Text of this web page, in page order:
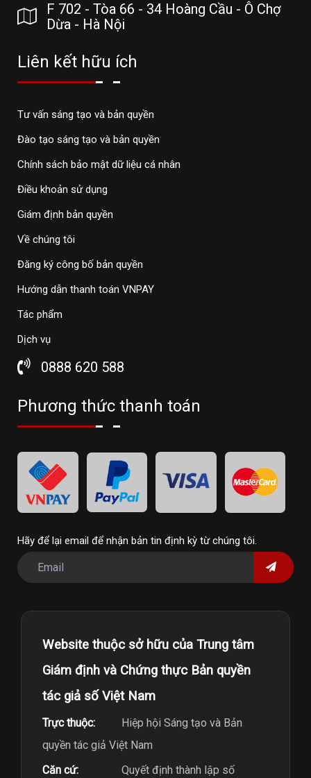
F 702 - Tòa 66 - 34 Hoàng Cầu - Ô Chợ
Dừa - Hà Nội
Liên kết hữu ích
Tư vấn sáng tạo và bản quyền
Đào tạo sáng tạo và bản quyền
Chính sách bảo mật dữ liệu cá nhân
Điều khoản sử dụng
Giám định bản quyền
Về chúng tôi
Đăng ký công bố bản quyền
Hướng dẫn thanh toán VNPAY
Tác phẩm
Dịch vụ
0888 620 588
Phương thức thanh toán
Hãy để lại email để nhận bản tin định kỳ từ chúng tôi.
Website thuộc sở hữu của Trung tâm
Giám định và Chứng thực Bản quyền
tác giả số Việt Nam
Trực thuộc:
Hiệp hội Sáng tạo và Bản
quyền tác giả Việt Nam
Căn cứ:
Quyết định thành lập số